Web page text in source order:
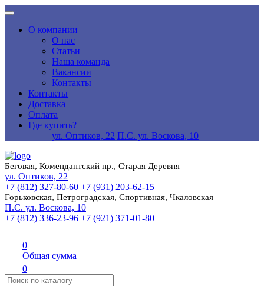
О компании
О нас
Статьи
Наша команда
Вакансии
Контакты
Контакты
Доставка
Оплата
Где купить?
ул. Оптиков, 22 П.С. ул. Воскова, 10
Беговая, Комендантский пр., Старая Деревня
ул. Оптиков, 22
+7 (812) 327-80-60 +7 (931) 203-62-15
Горьковская, Петроградская, Спортивная, Чкаловская
П.С. ул. Воскова, 10
+7 (812) 336-23-96 +7 (921) 371-01-80
0
Общая сумма
0